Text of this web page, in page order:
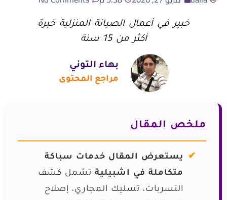
خبير في أعمال الصيانة المنزلية خبرة
أكثر من 15 سنة
بهاء التوني
مراجع المحتوى
ملخص المقال
يستعرض المقال خدمات سباكة
متكاملة في اشبيلية تشمل كشف
التسربات، تسليك المجاري، إصلاح